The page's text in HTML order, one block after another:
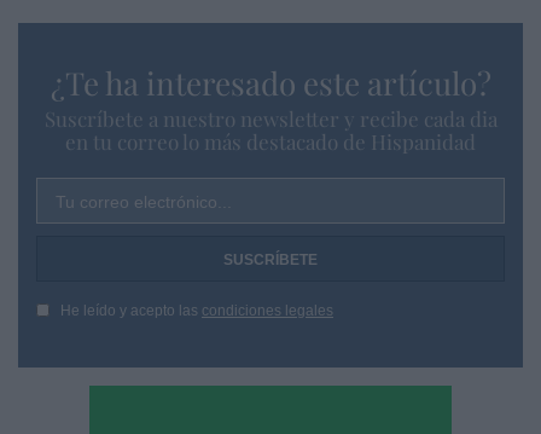
¿Te ha interesado este artículo?
Suscríbete a nuestro newsletter y recibe cada dia
en tu correo lo más destacado de Hispanidad
Tu correo electrónico...
He leído y acepto las condiciones legales